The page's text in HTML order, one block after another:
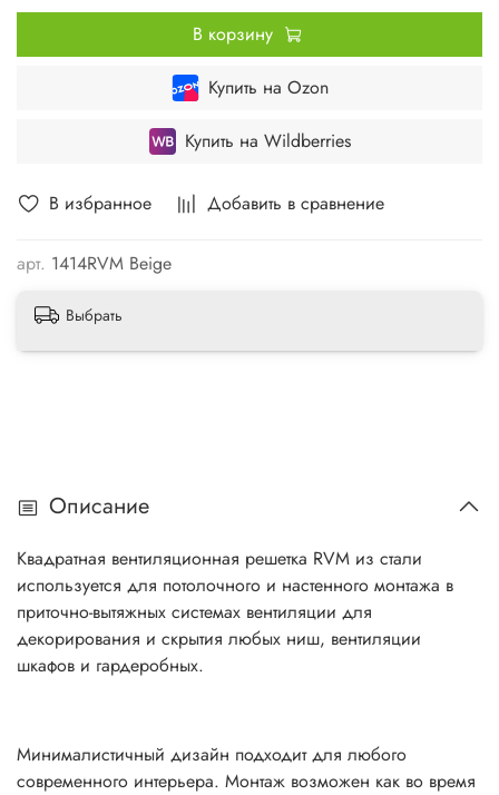
В избранное Добавить в сравнение
арт. 1414RVM Beige
В корзину
Купить на Ozon
Купить на Wildberries
Выбрать
Описание
Квадратная вентиляционная решетка RVM из стали
используется для потолочного и настенного монтажа в
приточно-вытяжных системах вентиляции для
декорирования и скрытия любых ниш, вентиляции
шкафов и гардеробных.
Минималистичный дизайн подходит для любого
современного интерьера. Монтаж возможен как во время